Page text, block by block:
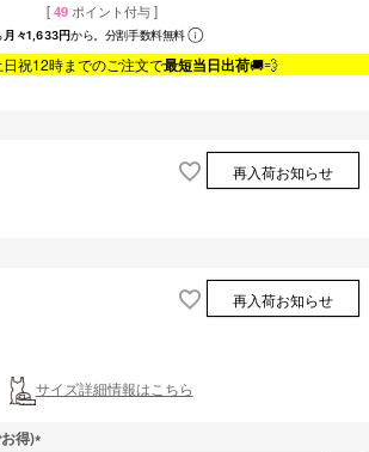
[ 49 ポイント付与 ]
月々1,633円から。分割手数料無料
祝12時までのご注文で最短当日出荷🚚💨
再入荷お知らせ
再入荷お知らせ
サイズ詳細情報はこちら
得)